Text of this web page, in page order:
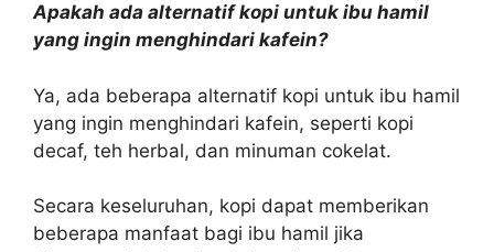
Apakah ada alternatif kopi untuk ibu hamil
yang ingin menghindari kafein?
Ya, ada beberapa alternatif kopi untuk ibu hamil
yang ingin menghindari kafein, seperti kopi
decaf, teh herbal, dan minuman cokelat.
Secara keseluruhan, kopi dapat memberikan
beberapa manfaat bagi ibu hamil jika